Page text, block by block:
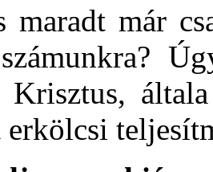
maradt már
Krisztus,
erkölcsi